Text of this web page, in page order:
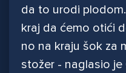
da to urodi
kraj da ćemo otići
no na kraju šok za
stožer - naglasio